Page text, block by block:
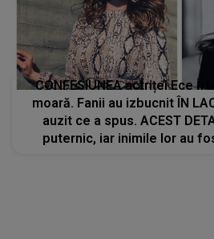
CONFESIUNEA actriței Ece
moară. Fanii au izbucnit ÎN
auzit ce a spus. ACEST
puternic, iar inimile lor au